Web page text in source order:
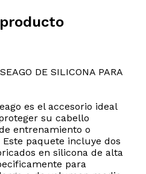
DE SILICONA PARA
es el accesorio ideal
su cabello
entrenamiento o
paquete incluye dos
en silicona de alta
para